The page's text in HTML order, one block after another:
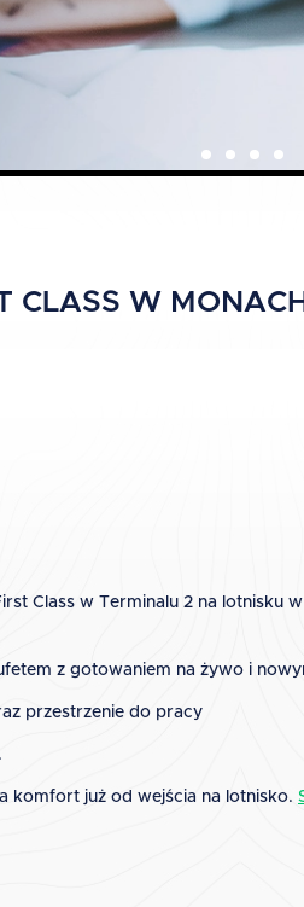
CLASS W
Class w Terminalu 2 na lotnisku
z gotowaniem na żywo i
przestrzenie do pracy
komfort już od wejścia na lotnisko.